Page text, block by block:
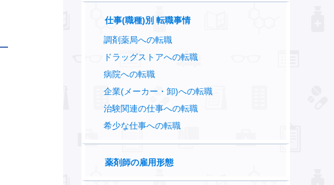
仕事(職種)別 転職事情
調剤薬局への転職
ドラッグストアへの転職
病院への転職
企業(メーカー・卸)への転職
治験関連の仕事への転職
希少な仕事への転職
薬剤師の雇用形態